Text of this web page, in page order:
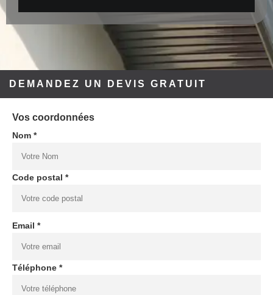
DEMANDEZ UN DEVIS GRATUIT
Vos coordonnées
Nom *
Code postal *
Email *
Téléphone *